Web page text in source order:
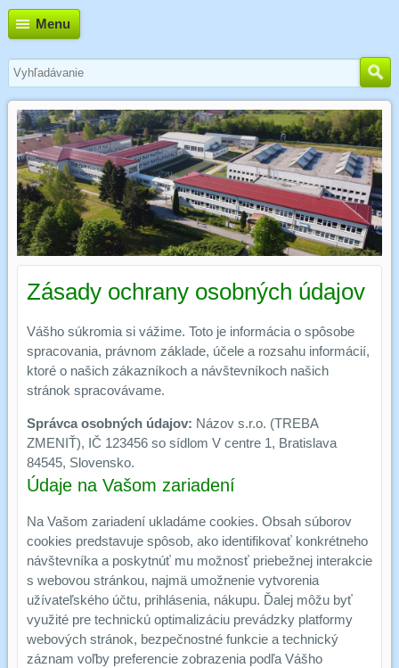
Menu
Zásady ochrany osobných údajov
Vášho súkromia si vážime. Toto je informácia o spôsobe
spracovania, právnom základe, účele a rozsahu informácií,
ktoré o našich zákazníkoch a návštevníkoch našich
stránok spracovávame.
Správca osobných údajov: Názov s.r.o. (TREBA
ZMENIŤ), IČ 123456 so sídlom V centre 1, Bratislava
84545, Slovensko.
Údaje na Vašom zariadení
Na Vašom zariadení ukladáme cookies. Obsah súborov
cookies predstavuje spôsob, ako identifikovať konkrétneho
návštevníka a poskytnúť mu možnosť priebežnej interakcie
s webovou stránkou, najmä umožnenie vytvorenia
užívateľského účtu, prihlásenia, nákupu. Ďalej môžu byť
využité pre technickú optimalizáciu prevádzky platformy
webových stránok, bezpečnostné funkcie a technický
záznam voľby preferencie zobrazenia podľa Vášho